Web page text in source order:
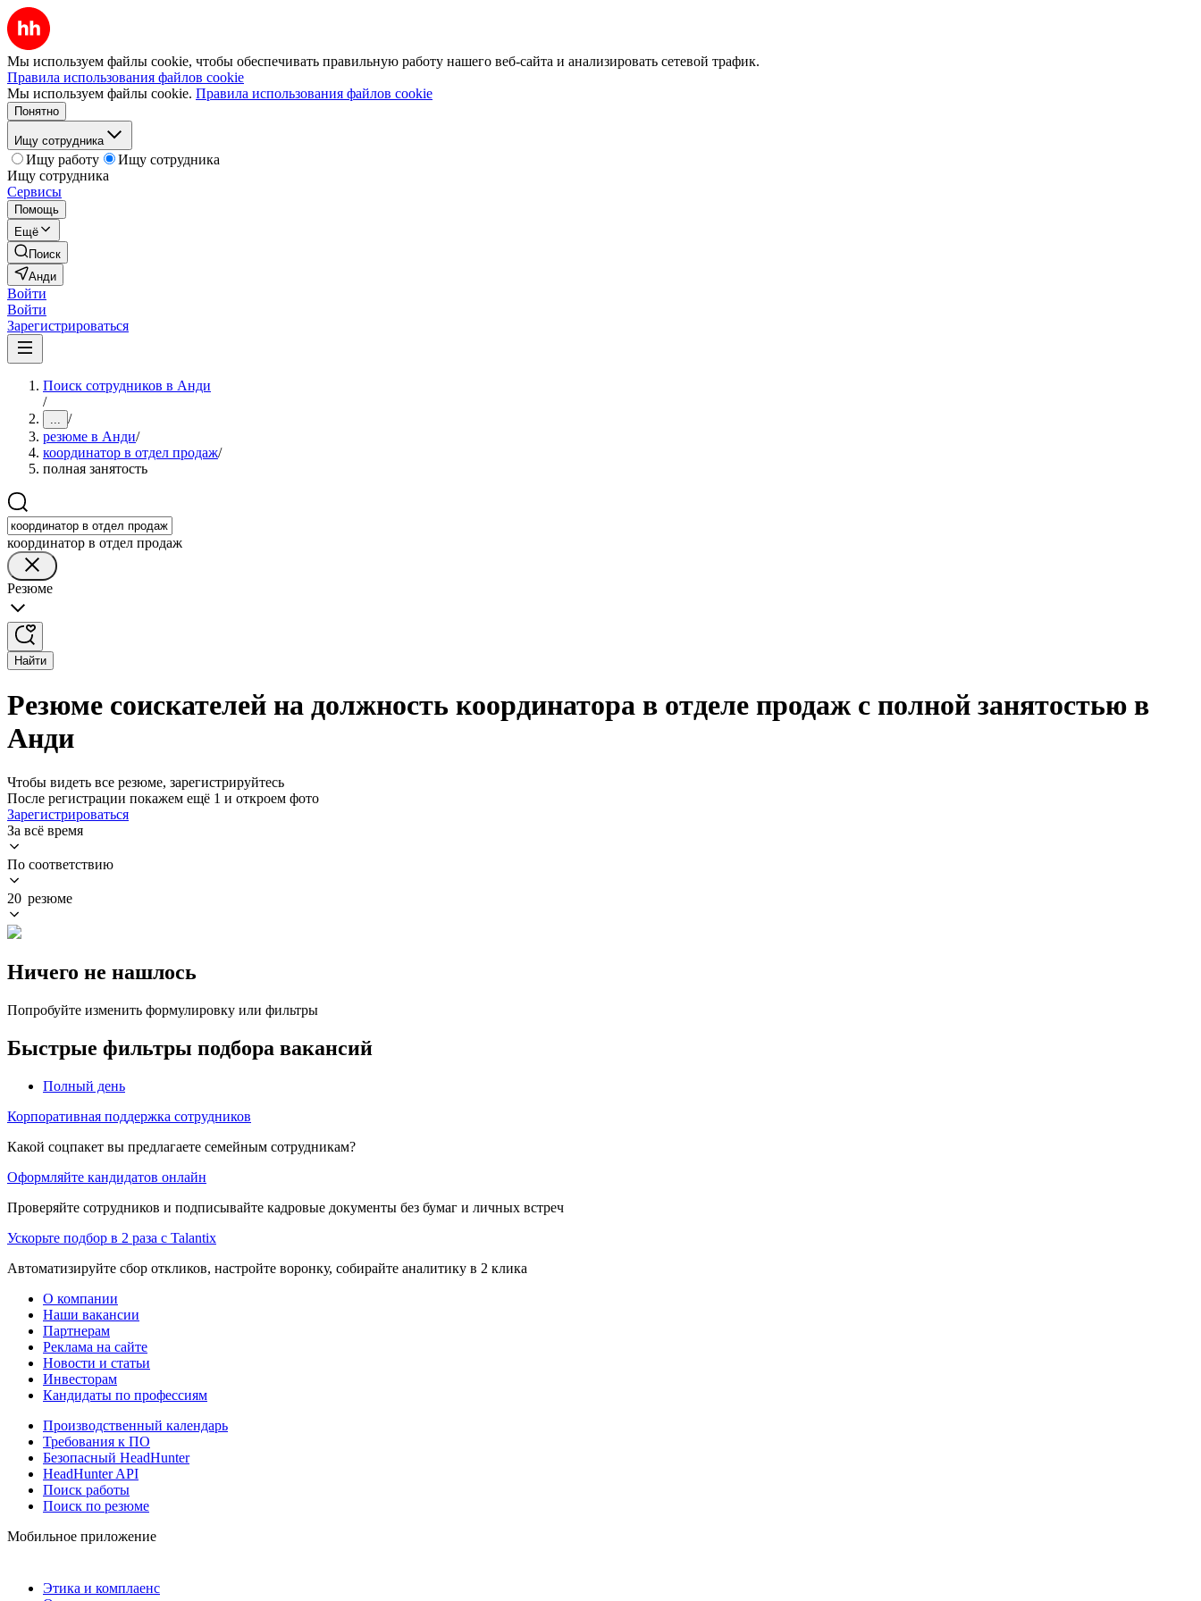
Мы используем файлы cookie, чтобы обеспечивать правильную работу нашего веб-сайта и анализировать сетевой трафик.
Правила использования файлов cookie
Мы используем файлы cookie. Правила использования файлов cookie
Понятно
Ищу сотрудника
Ищу работу
Ищу сотрудника
Ищу сотрудника
Сервисы
Помощь
Ещё
Поиск
Анди
Войти
Войти
Зарегистрироваться
Поиск сотрудников в Анди
/
... /
резюме в Анди/
координатор в отдел продаж/
полная занятость
координатор в отдел продаж
Резюме
Найти
Резюме соискателей на должность координатора в отделе продаж с полной занятостью в
Анди
Чтобы видеть все резюме, зарегистрируйтесь
После регистрации покажем ещё 1 и откроем фото
Зарегистрироваться
За всё время
По соответствию
20 резюме
Ничего не нашлось
Попробуйте изменить формулировку или фильтры
Быстрые фильтры подбора вакансий
Полный день
Корпоративная поддержка сотрудников
Какой соцпакет вы предлагаете семейным сотрудникам?
Оформляйте кандидатов онлайн
Проверяйте сотрудников и подписывайте кадровые документы без бумаг и личных встреч
Ускорьте подбор в 2 раза с Talantix
Автоматизируйте сбор откликов, настройте воронку, собирайте аналитику в 2 клика
О компании
Наши вакансии
Партнерам
Реклама на сайте
Новости и статьи
Инвесторам
Кандидаты по профессиям
Производственный календарь
Требования к ПО
Безопасный HeadHunter
HeadHunter API
Поиск работы
Поиск по резюме
Мобильное приложение
Этика и комплаенс